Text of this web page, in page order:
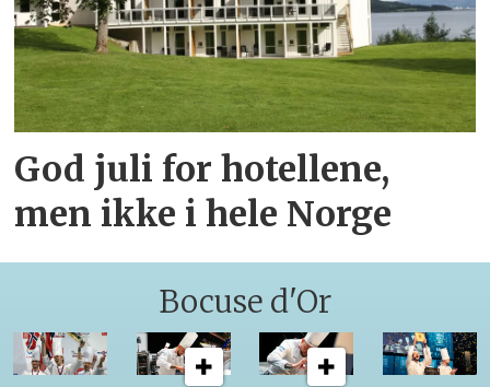
God juli for hotellene,
men ikke i hele Norge
Bocuse d'Or